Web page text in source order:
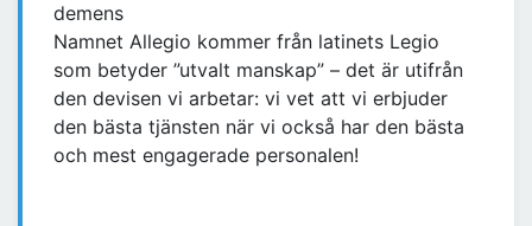
demens
Namnet Allegio kommer från latinets Legio
som betyder ”utvalt manskap” – det är utifrån
den devisen vi arbetar: vi vet att vi erbjuder
den bästa tjänsten när vi också har den bästa
och mest engagerade personalen!